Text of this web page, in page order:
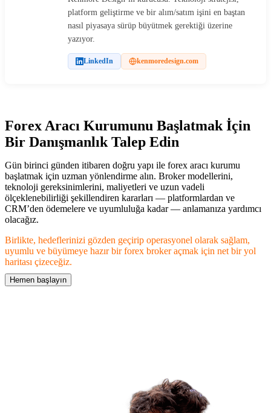
platform geliştirme ve bir alım/satım işini en baştan
nasıl piyasaya sürüp büyütmek gerektiği üzerine
yazıyor.
LinkedIn kenmoredesign.com
Forex Aracı Kurumunu Başlatmak İçin
Bir Danışmanlık Talep Edin
Gün birinci günden itibaren doğru yapı ile forex aracı kurumu
başlatmak için uzman yönlendirme alın. Broker modellerini,
teknoloji gereksinimlerini, maliyetleri ve uzun vadeli
ölçeklenebilirliği şekillendiren kararları — platformlardan ve
CRM’den ödemelere ve uyumluluğa kadar — anlamanıza yardımcı
olacağız.
Birlikte, hedeflerinizi gözden geçirip operasyonel olarak sağlam,
uyumlu ve büyümeye hazır bir forex broker açmak için net bir yol
haritası çizeceğiz.
Hemen başlayın